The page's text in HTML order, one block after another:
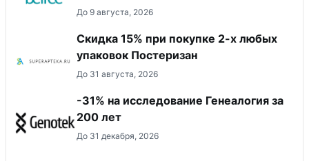
До 9 августа, 2026
Скидка 15% при покупке 2-х любых
упаковок Постеризан
До 31 августа, 2026
-31% на исследование Генеалогия за
200 лет
До 31 декабря, 2026